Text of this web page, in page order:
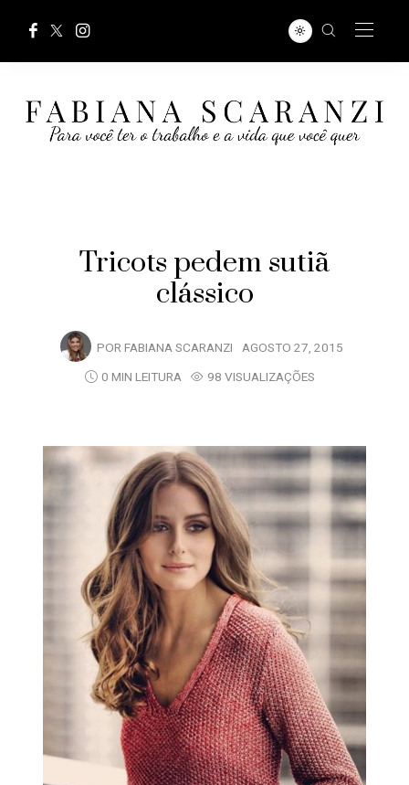
Tricots pedem sutiã
clássico
POR FABIANA SCARANZI AGOSTO 27, 2015
0 MIN LEITURA
98 VISUALIZAÇÕES